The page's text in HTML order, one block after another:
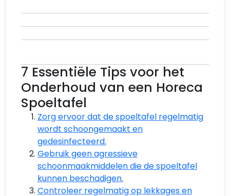
7 Essentiële Tips voor het
Onderhoud van een Horeca
Spoeltafel
Zorg ervoor dat de spoeltafel regelmatig
wordt schoongemaakt en
gedesinfecteerd.
Gebruik geen agressieve
schoonmaakmiddelen die de spoeltafel
kunnen beschadigen.
Controleer regelmatig op lekkages en